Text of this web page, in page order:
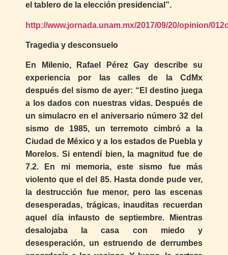
el tablero de la elección presidencial”.
http://www.jornada.unam.mx/2017/09/20/opinion/
Tragedia y desconsuelo
En Milenio, Rafael Pérez Gay describe su
experiencia por las calles de la CdMx
después del sismo de ayer: “El destino juega
a los dados con nuestras vidas. Después de
un simulacro en el aniversario número 32 del
sismo de 1985, un terremoto cimbró a la
Ciudad de México y a los estados de Puebla y
Morelos. Si entendí bien, la magnitud fue de
7.2. En mi memoria, este sismo fue más
violento que el del 85. Hasta donde pude ver,
la destrucción fue menor, pero las escenas
desesperadas, trágicas, inauditas recuerdan
aquel día infausto de septiembre. Mientras
desalojaba la casa con miedo y
desesperación, un estruendo de derrumbes